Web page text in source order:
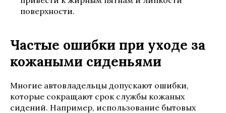
поверхности.
Частые ошибки при уходе за
кожаными сиденьями
Многие автовладельцы допускают ошибки,
которые сокращают срок службы кожаных
сидений. Например, использование бытовых